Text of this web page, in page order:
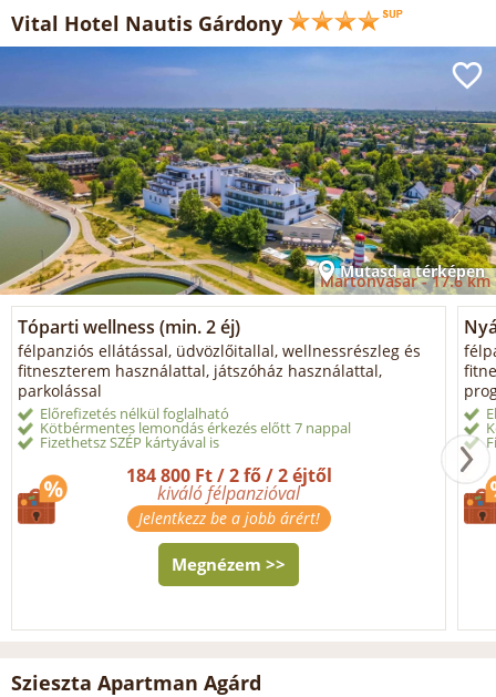
Vital Hotel Nautis Gárdony
Mutasd a térképen
Martonvásár -17.6 km
Tóparti wellness (min. 2 éj)
félpanziós ellátással, üdvözlőitallal, wellnessrészleg és
fitneszterem használattal, játszóház használattal,
parkolással
Előrefizetés nélkül foglalható
Kötbérmentes lemondás érkezés előtt 7 nappal
Fizethetsz SZÉP kártyával is
184 800 Ft / 2 fő / 2 éjtől
kiváló félpanzióval
Jelentkezz be a jobb árért!
Megnézem >>
Szieszta Apartman Agárd